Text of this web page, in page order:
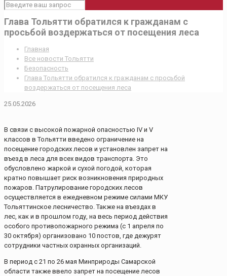
Глава Тольятти обратился к гражданам с
просьбой воздержаться от посещения леса
Главная
Все новости Тольятти
Безопасность
Глава Тольятти обратился к гражданам с просьбой
воздержаться от посещения леса
25.05.2026
В связи с высокой пожарной опасностью IV и V
классов в Тольятти введено ограничение на
посещение городских лесов и установлен запрет на
въезд в леса для всех видов транспорта. Это
обусловлено жаркой и сухой погодой, которая
кратно повышает риск возникновения природных
пожаров. Патрулирование городских лесов
осуществляется в ежедневном режиме силами МКУ
Тольяттинское лесничество. Также на въездах в
лес, как и в прошлом году, на весь период действия
особого противопожарного режима (с 1 апреля по
30 октября) организовано 10 постов, где дежурят
сотрудники частных охранных организаций.
В период с 21 по 26 мая Минприроды Самарской
области также ввело запрет на посещение лесов